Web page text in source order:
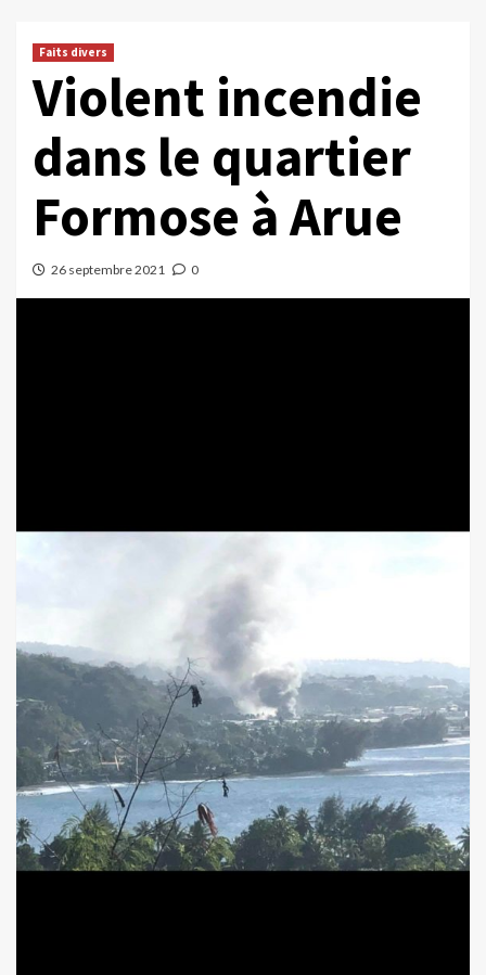
Faits divers
Violent incendie
dans le quartier
Formose à Arue
26 septembre 2021 0